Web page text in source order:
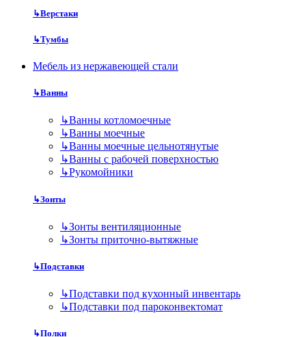
↳Верстаки
↳Тумбы
Мебель из нержавеющей стали
↳Ванны
↳Ванны котломоечные
↳Ванны моечные
↳Ванны моечные цельнотянутые
↳Ванны с рабочей поверхностью
↳Рукомойники
↳Зонты
↳Зонты вентиляционные
↳Зонты приточно-вытяжные
↳Подставки
↳Подставки под кухонный инвентарь
↳Подставки под пароконвектомат
↳Полки